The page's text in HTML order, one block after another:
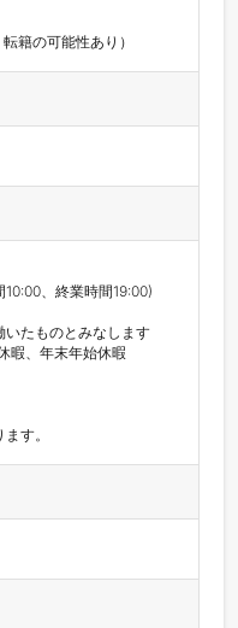
籍の可能性あり）
、終業時間19:00)
たものとみなします
暇、年末年始休暇
す。